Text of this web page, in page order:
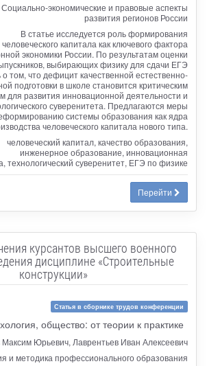
Социально-экономические и правовые аспекты
развития регионов России
В статье исследуется роль формирования
человеческого капитала как ключевого фактора
экономики России. По результатам оценки
выбирающих физику для сдачи ЕГЭ
том, что дефицит качественной естественно-
подготовки в школе становится критическим
для развития инновационной деятельности и
суверенитета. Предлагаются меры
системы образования как ядра
человеческого капитала нового типа.
человеческий капитал, качество образования,
инженерное образование, инновационная
технологический суверенитет, ЕГЭ по физике
Перейти
курсантов высшего военного
дисциплине «Строительные
конструкции»
Статья в сборнике трудов конференции
общество: от теории к практике
Максим Юрьевич, Лаврентьев Иван Алексеевич
и методика профессионального образования